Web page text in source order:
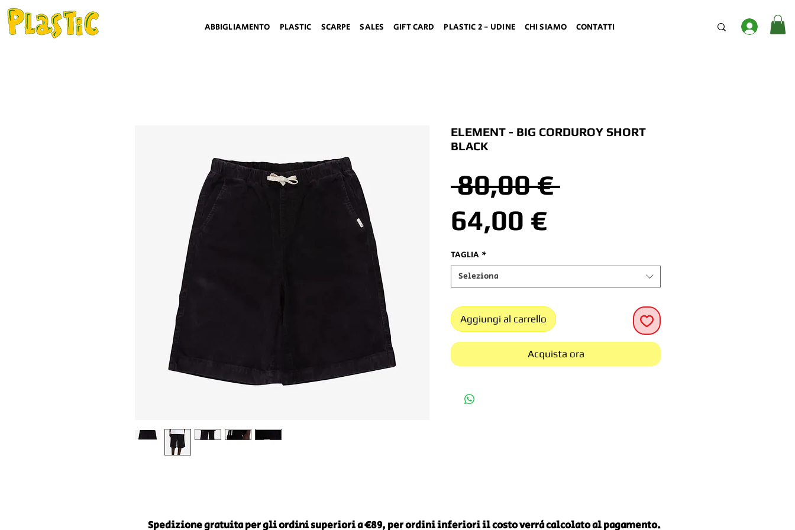
ABBIGLIAMENTO PLASTIC SCARPE SALES GIFT CARD PLASTIC 2 - UDINE CHI SIAMO CONTATTI Accedi
ELEMENT - BIG CORDUROY SHORT
BLACK
80,00 € Prezzo
64,00 €Prezzo
TAGLIA *
Seleziona
Aggiungi al carrello
Acquista ora
Spedizione gratuita per gli ordini superiori a €89, per ordini inferiori il costo verrà calcolato al pagamento.